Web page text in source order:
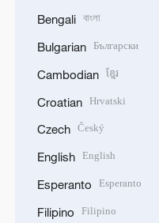
Bengali বাংলা
Bulgarian Български
Cambodian ខ្មែរ
Croatian Hrvatski
Czech Český
English English
Esperanto Esperanto
Filipino Filipino